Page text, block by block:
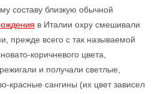
составу близкую обычной
в Италии охру смешивали
прежде всего с так называемой
коричневого цвета,
и получали светлые,
красные сангины (их цвет зависел